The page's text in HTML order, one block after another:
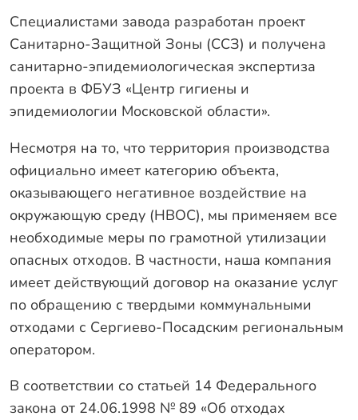
Вакансии
Заказать звонок
Специалистами завода разработан проект
Санитарно-Защитной Зоны (ССЗ) и получена
санитарно-эпидемиологическая экспертиза
проекта в ФБУЗ «Центр гигиены и
эпидемиологии Московской области».
Несмотря на то, что территория производства
официально имеет категорию объекта,
оказывающего негативное воздействие на
окружающую среду (НВОС), мы применяем все
необходимые меры по грамотной утилизации
опасных отходов. В частности, наша компания
имеет действующий договор на оказание услуг
по обращению с твердыми коммунальными
отходами с Сергиево-Посадским региональным
оператором.
В соответствии со статьей 14 Федерального
закона от 24.06.1998 № 89 «Об отходах